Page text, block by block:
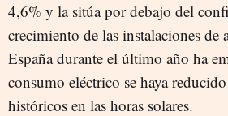
4,6% y la sitúa por debajo del
crecimiento de las instalaciones de
España durante el último año ha
consumo eléctrico se haya
históricos en las horas solares.